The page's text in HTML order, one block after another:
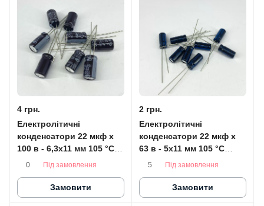
4 грн.
Електролітичні
конденсатори 22 мкф x
100 в - 6,3x11 мм 105 °C
SAMWHA
0 Під замовлення
Замовити
2 грн.
Електролітичні
конденсатори 22 мкф x
63 в - 5x11 мм 105 °C
JAMICON
5 Під замовлення
Замовити